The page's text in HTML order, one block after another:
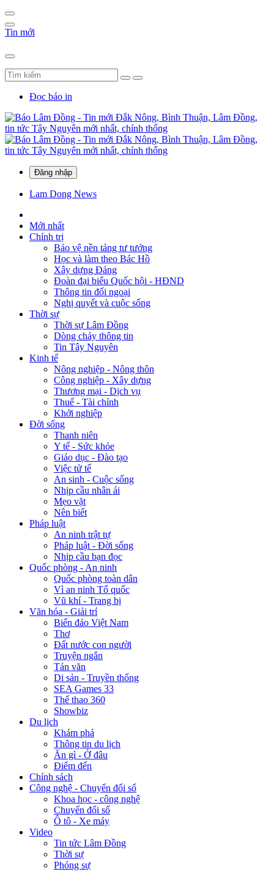
Tin mới
Đọc báo in
Đăng nhập
Lam Dong News
Mới nhất
Chính trị
Bảo vệ nền tảng tư tưởng
Học và làm theo Bác Hồ
Xây dựng Đảng
Đoàn đại biểu Quốc hội - HĐND
Thông tin đối ngoại
Nghị quyết và cuộc sống
Thời sự
Thời sự Lâm Đồng
Dòng chảy thông tin
Tin Tây Nguyên
Kinh tế
Nông nghiệp - Nông thôn
Công nghiệp - Xây dựng
Thương mại - Dịch vụ
Thuế - Tài chính
Khởi nghiệp
Đời sống
Thanh niên
Y tế - Sức khỏe
Giáo dục - Đào tạo
Việc tử tế
An sinh - Cuộc sống
Nhịp cầu nhân ái
Mẹo vặt
Nên biết
Pháp luật
An ninh trật tự
Pháp luật - Đời sống
Nhịp cầu bạn đọc
Quốc phòng - An ninh
Quốc phòng toàn dân
Vì an ninh Tổ quốc
Vũ khí - Trang bị
Văn hóa - Giải trí
Biển đảo Việt Nam
Thơ
Đất nước con người
Truyện ngắn
Tản văn
Di sản - Truyền thống
SEA Games 33
Thể thao 360
Showbiz
Du lịch
Khám phá
Thông tin du lịch
Ăn gì - Ở đâu
Điểm đến
Chính sách
Công nghệ - Chuyển đổi số
Khoa học - công nghệ
Chuyển đổi số
Ô tô - Xe máy
Video
Tin tức Lâm Đồng
Thời sự
Phóng sự